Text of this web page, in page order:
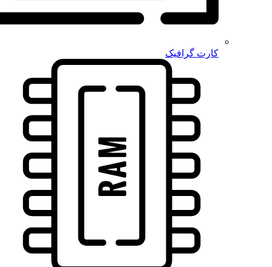
کارت گرافیک